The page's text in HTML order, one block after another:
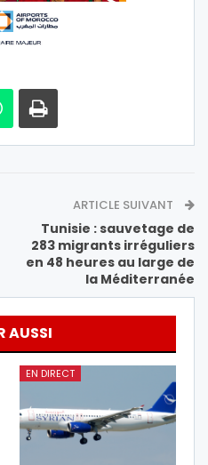
ARTICLE SUIVANT
Tunisie : sauvetage de
283 migrants irréguliers
en 48 heures au large de
la Méditerranée
AUSSI
EN DIRECT